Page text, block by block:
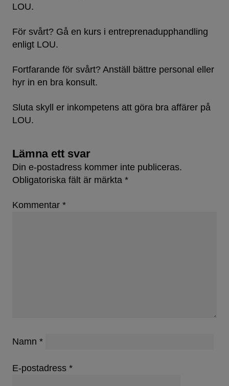
LOU.
För svårt? Gå en kurs i entreprenadupphandling
enligt LOU.
Fortfarande för svårt? Anställ bättre personal eller
hyr in en bra konsult.
Sluta skyll er inkompetens att göra bra affärer på
LOU.
Lämna ett svar
Din e-postadress kommer inte publiceras.
Obligatoriska fält är märkta *
Kommentar *
Namn *
E-postadress *